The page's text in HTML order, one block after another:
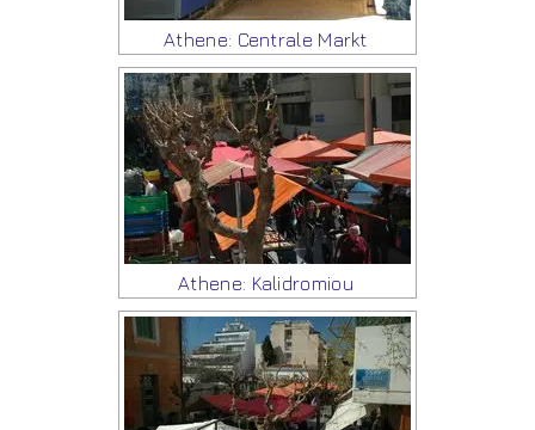
Athene: Centrale Markt
Athene: Kalidromiou